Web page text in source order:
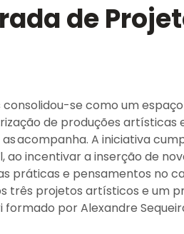
de
consolidou-se como um
de produções artísticas
acompanha. A iniciativa
incentivar a inserção de
práticas e pensamentos no
três projetos artísticos e um
por Alexandre